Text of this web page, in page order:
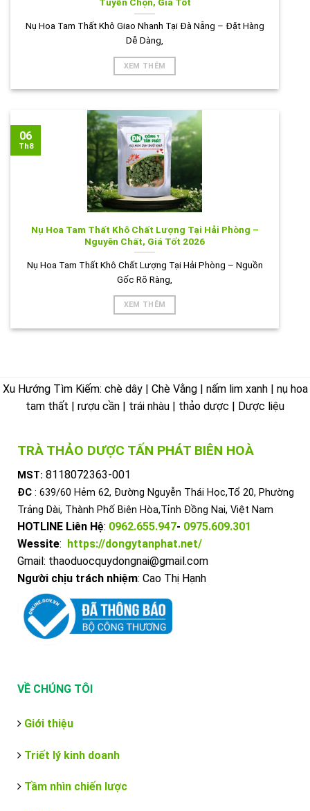
Nụ Hoa Tam Thất Khô Giao Nhanh Tại Đà Nẵng – Đặt Hàng
Dễ Dàng,
XEM THÊM
Nụ Hoa Tam Thất Khô Chất Lượng Tại Hải Phòng –
Nguyên Chất, Giá Tốt 2026
Nụ Hoa Tam Thất Khô Chất Lượng Tại Hải Phòng – Nguồn
Gốc Rõ Ràng,
XEM THÊM
06
Th8
Xu Hướng Tìm Kiếm: chè dây | Chè Vằng | nấm lim xanh | nụ hoa
tam thất | rượu cần | trái nhàu | thảo dược | Dược liệu
TRÀ THẢO DƯỢC TẤN PHÁT BIÊN HOÀ
MST: 8118072363-001
ĐC : 639/60 Hẻm 62, Đường Nguyễn Thái Học,Tổ 20, Phường
Trảng Dài, Thành Phố Biên Hòa,Tỉnh Đồng Nai, Việt Nam
HOTLINE Liên Hệ: 0962.655.947- 0975.609.301
Wessite: https://dongytanphat.net/
Gmail: thaoduocquydongnai@gmail.com
Người chịu trách nhiệm: Cao Thị Hạnh
VỀ CHÚNG TÔI
Giới thiệu
Triết lý kinh doanh
Tầm nhìn chiến lược